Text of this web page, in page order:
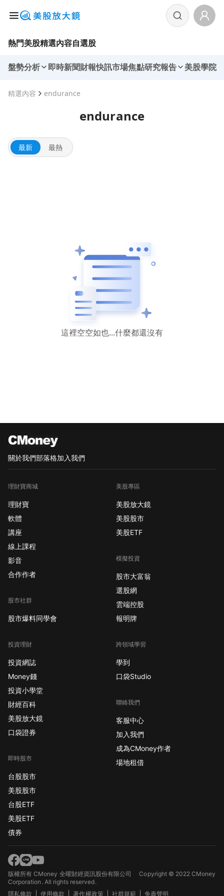
熱門美股精選內容自選股
盤勢分析 即時新聞財報快訊市場焦點研究報告 美股學院
精選內容 endurance
endurance
最新 最熱
這裡空空如也...什麼都還沒有
關於我們部落格加入我們
理財寶商城
理財寶
軟體
講座
線上課程
影音
合作作者
股市社群
股市爆料同學會
投資理財
投資網誌
Money錢
投資小學堂
財經百科
美股放大鏡
口袋證券
即時股市
台股股市
美股股市
台股ETF
美股ETF
債券
美股專區
美股放大鏡
美股股市
美股ETF
模擬投資
股市大富翁
選股網
雲端控股
報明牌
跨領域學習
學到
口袋Studio
聯絡我們
客服中心
加入我們
成為CMoney作者
場地租借
版權所有 CMoney 全曜財經資訊股份有限公司Copyright © 2022 CMoney
Corporation. All rights reserved.
隱私條款
使用條款 著作權政策 社群規範 免責聲明